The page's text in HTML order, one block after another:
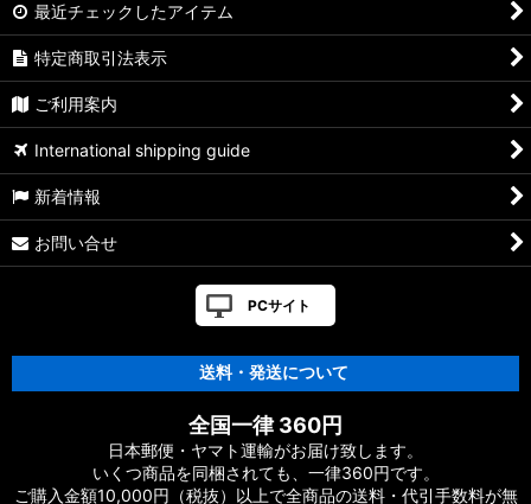
最近チェックしたアイテム
特定商取引法表示
ご利用案内
International shipping guide
新着情報
お問い合せ
PCサイト
送料・発送について
全国一律 360円
日本郵便・ヤマト運輸がお届け致します。
いくつ商品を同梱されても、一律360円です。
ご購入金額10,000円（税抜）以上で全商品の送料・代引手数料が無